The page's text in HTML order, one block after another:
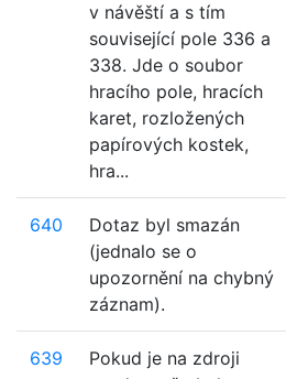
v návěští a s tím
související pole 336 a
338. Jde o soubor
hracího pole, hracích
karet, rozložených
papírových kostek,
hra...
640
Dotaz byl smazán
(jednalo se o
upozornění na chybný
záznam).
639
Pokud je na zdroji